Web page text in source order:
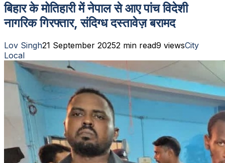
बिहार के मोतिहारी में नेपाल से आए पांच विदेशी
नागरिक गिरफ्तार, संदिग्ध दस्तावेज़ बरामद
Lov Singh21 September 20252 min read9 viewsCity
Local